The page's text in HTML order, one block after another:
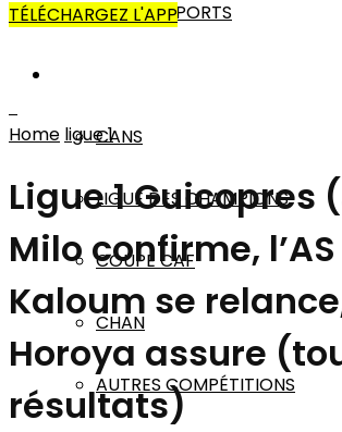
AUTRES SPORTS
CANS
LIGUE DES CHAMPIONS
COUPE CAF
CHAN
AUTRES COMPÉTITIONS
TÉLÉCHARGEZ L'APP
Home ligue 1
Ligue 1 Guicopres
Milo confirme, l’AS
Kaloum se
Horoya assure
résultats)